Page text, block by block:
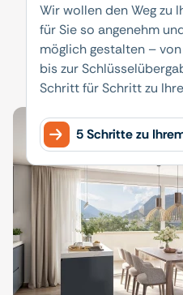
Wir wollen den Weg zu
für Sie so angenehm
möglich gestalten –
bis zur
Schritt für Schritt zu
5 Schritte zu